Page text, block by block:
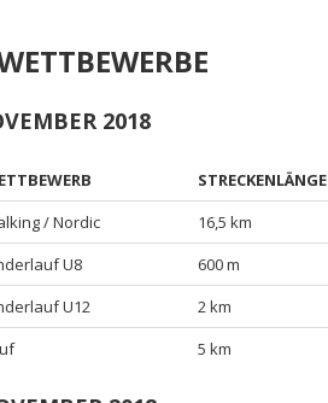
2018
STRECKENLÄNGE
/ Nordic
16,5 km
U8
600 m
U12
2 km
5 km